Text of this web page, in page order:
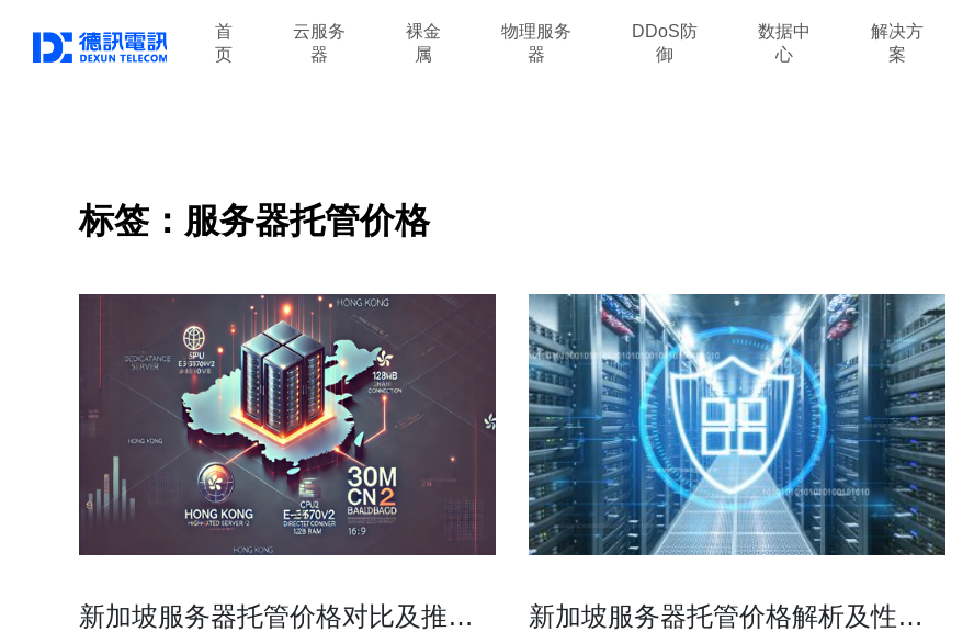
首
页
云服务
器
裸金
属
物理服务
器
DDoS防
御
数据中
心
解决方
案
标签：服务器托管价格
新加坡服务器托管价格对比及推荐
新加坡服务器托管价格解析及性价